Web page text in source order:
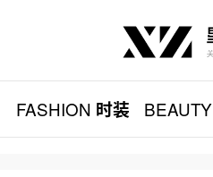
FASHION 时装 BEAUTY